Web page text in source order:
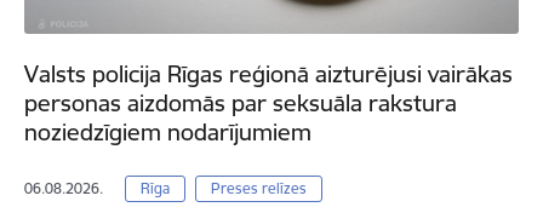
Valsts policija Rīgas reģionā aizturējusi vairākas
personas aizdomās par seksuāla rakstura
noziedzīgiem nodarījumiem
06.08.2026. Rīga Preses relīzes